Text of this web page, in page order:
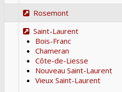
Rosemont
Saint-Laurent
Bois-Franc
Chameran
Côte-de-Liesse
Nouveau Saint-Laurent
Vieux Saint-Laurent